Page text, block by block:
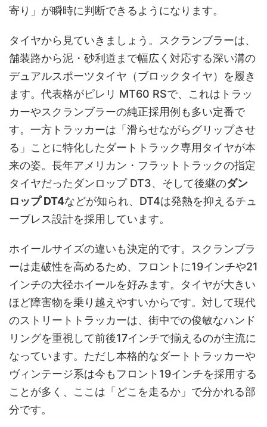
寄り」が瞬時に判断できるようになります。
タイヤから見ていきましょう。スクランブラーは、
舗装路から泥・砂利道まで幅広く対応する深い溝の
デュアルスポーツタイヤ（ブロックタイヤ）を履き
ます。代表格がピレリ MT60 RSで、これはトラッ
カーやスクランブラーの純正採用例も多い定番で
す。一方トラッカーは「滑らせながらグリップさせ
る」ことに特化したダートトラック専用タイヤが本
来の姿。長年アメリカン・フラットトラックの指定
タイヤだったダンロップ DT3、そして後継のダン
ロップ DT4などが知られ、DT4は発熱を抑えるチュ
ーブレス設計を採用しています。
ホイールサイズの違いも決定的です。スクランブラ
ーは走破性を高めるため、フロントに19インチや21
インチの大径ホイールを好みます。タイヤが大きい
ほど障害物を乗り越えやすいからです。対して現代
のストリートトラッカーは、街中での俊敏なハンド
リングを重視して前後17インチで揃えるのが主流に
なっています。ただし本格的なダートトラッカーや
ヴィンテージ系は今もフロント19インチを採用する
ことが多く、ここは「どこを走るか」で分かれる部
分です。